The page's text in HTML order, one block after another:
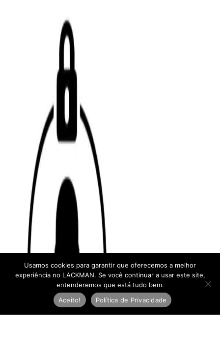
Usamos cookies para garantir que oferecemos a melhor
experiência no LACKMAN. Se você continuar a usar este site,
entenderemos que está tudo bem.
Aceito!
Política de Privacidade